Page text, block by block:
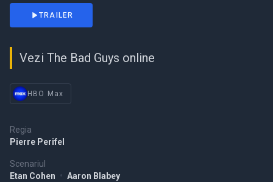
Regia
Pierre Perifel
Scenariul
Etan Cohen • Aaron Blabey
TRAILER
Vezi The Bad Guys online
HBO Max